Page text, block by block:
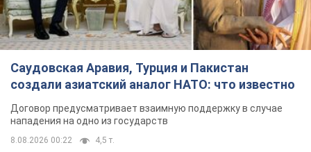
Саудовская Аравия, Турция и Пакистан
создали азиатский аналог НАТО: что известно
Договор предусматривает взаимную поддержку в случае
нападения на одно из государств
8.08.2026 00:22 4,5 т.